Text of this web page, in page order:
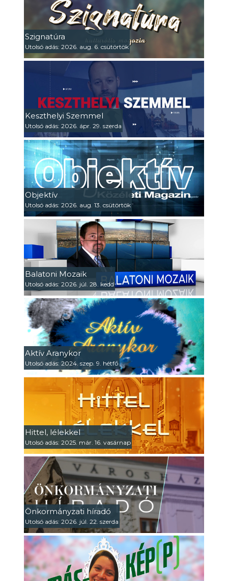
Szignatúra
Utolsó adás: 2026. aug. 6. csütörtök
Keszthelyi Szemmel
Utolsó adás: 2026. ápr. 29. szerda
Objektív
Utolsó adás: 2026. aug. 13. csütörtök
Balatoni Mozaik
Utolsó adás: 2026. júl. 28. kedd
Aktív Aranykor
Utolsó adás: 2024. szep. 9. hétfő
Hittel, lélekkel
Utolsó adás: 2025. már. 16. vasárnap
Önkormányzati híradó
Utolsó adás: 2026. júl. 22. szerda